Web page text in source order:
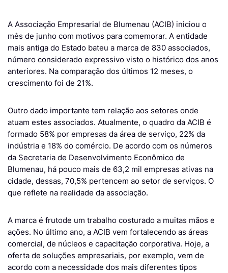
A Associação Empresarial de Blumenau (ACIB) iniciou o
mês de junho com motivos para comemorar. A entidade
mais antiga do Estado bateu a marca de 830 associados,
número considerado expressivo visto o histórico dos anos
anteriores. Na comparação dos últimos 12 meses, o
crescimento foi de 21%.
Outro dado importante tem relação aos setores onde
atuam estes associados. Atualmente, o quadro da ACIB é
formado 58% por empresas da área de serviço, 22% da
indústria e 18% do comércio. De acordo com os números
da Secretaria de Desenvolvimento Econômico de
Blumenau, há pouco mais de 63,2 mil empresas ativas na
cidade, dessas, 70,5% pertencem ao setor de serviços. O
que reflete na realidade da associação.
A marca é frutode um trabalho costurado a muitas mãos e
ações. No último ano, a ACIB vem fortalecendo as áreas
comercial, de núcleos e capacitação corporativa. Hoje, a
oferta de soluções empresariais, por exemplo, vem de
acordo com a necessidade dos mais diferentes tipos